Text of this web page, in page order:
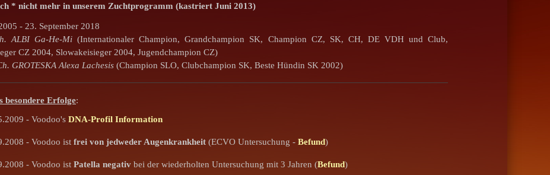
* nicht mehr in unserem Zuchtprogramm (kastriert Juni 2013)
- 23. September 2018
ALBI Ga-He-Mi (Internationaler Champion, Grandchampion SK, Champion CZ, SK, CH, DE VDH und Club,
CZ 2004, Slowakeisieger 2004, Jugendchampion CZ)
GROTESKA Alexa Lachesis (Champion SLO, Clubchampion SK, Beste Hündin SK 2002)
besondere Erfolge:
- Voodoo's DNA-Profil Information
- Voodoo ist frei von jedweder Augenkrankheit (ECVO Untersuchung - Befund)
- Voodoo ist Patella negativ bei der wiederholten Untersuchung mit 3 Jahren (Befund)